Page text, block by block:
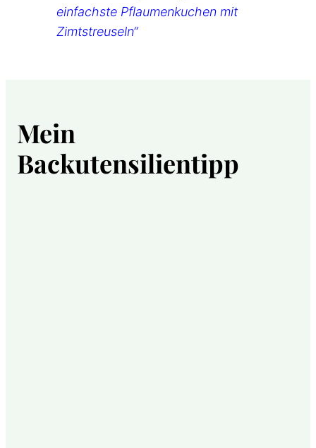
einfachste Pflaumenkuchen mit
Zimtstreuseln“
Mein
Backutensilientipp